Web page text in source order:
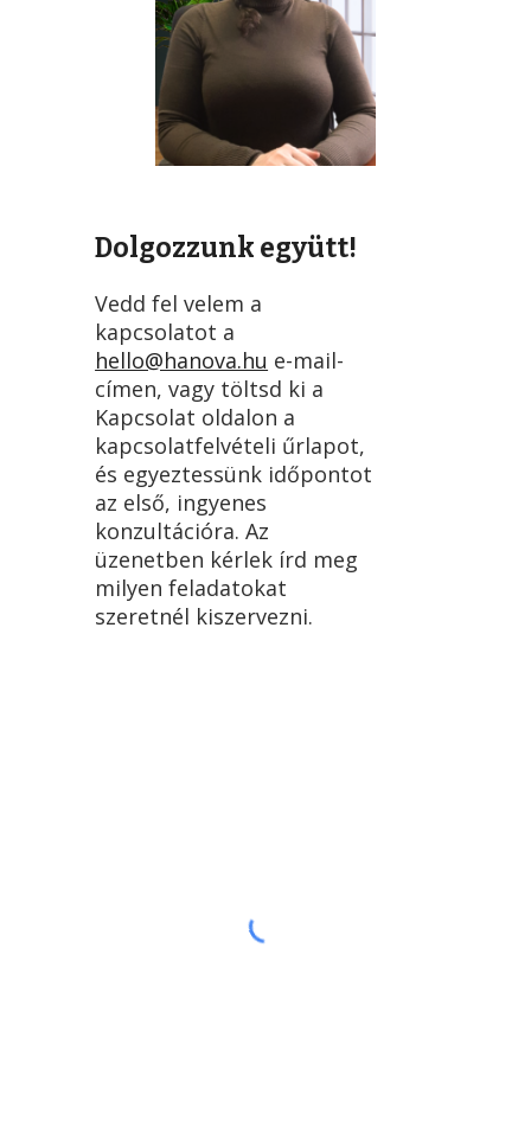
Dolgozzunk együtt!
Vedd fel velem a
kapcsolatot a
hello@hanova.hu e-mail-
címen, vagy töltsd ki a
Kapcsolat oldalon a
kapcsolatfelvételi űrlapot,
és egyeztessünk időpontot
az első, ingyenes
konzultációra. Az
üzenetben kérlek írd meg
milyen feladatokat
szeretnél kiszervezni.